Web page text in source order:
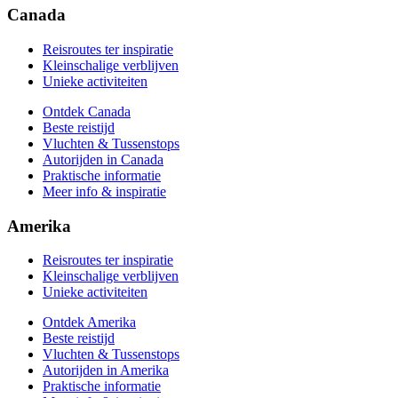
Praktische informatie
Canada
Reisroutes ter inspiratie
Kleinschalige verblijven
Unieke activiteiten
Ontdek Canada
Beste reistijd
Vluchten & Tussenstops
Autorijden in Canada
Praktische informatie
Meer info & inspiratie
Amerika
Reisroutes ter inspiratie
Kleinschalige verblijven
Unieke activiteiten
Ontdek Amerika
Beste reistijd
Vluchten & Tussenstops
Autorijden in Amerika
Praktische informatie